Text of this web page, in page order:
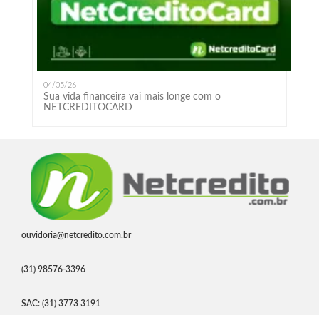
04/05/26
Sua vida financeira vai mais longe com o
NETCREDITOCARD
ouvidoria@netcredito.com.br
(31) 98576-3396
SAC: (31) 3773 3191